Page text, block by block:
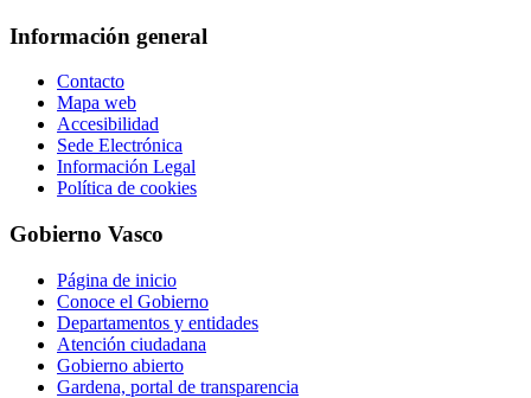
Información general
Contacto
Mapa web
Accesibilidad
Sede Electrónica
Información Legal
Política de cookies
Gobierno Vasco
Página de inicio
Conoce el Gobierno
Departamentos y entidades
Atención ciudadana
Gobierno abierto
Gardena, portal de transparencia